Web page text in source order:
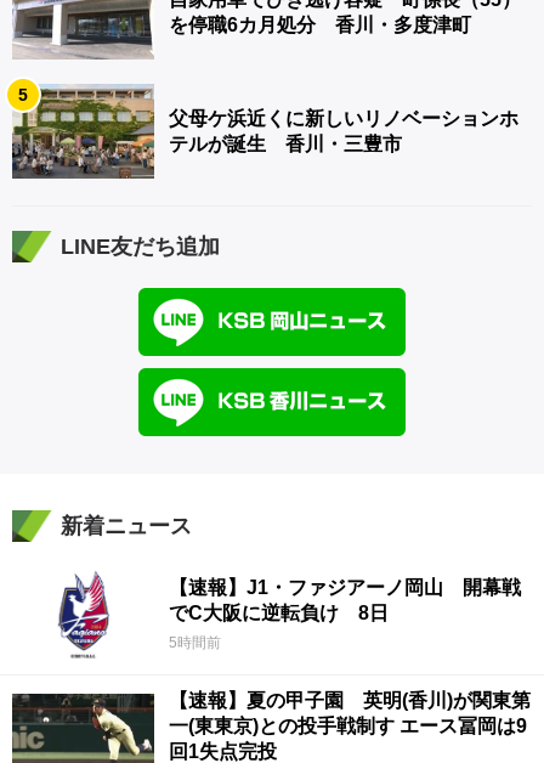
を停職6カ月処分 香川・多度津町
5
父母ケ浜近くに新しいリノベーションホ
テルが誕生 香川・三豊市
LINE友だち追加
新着ニュース
【速報】J1・ファジアーノ岡山 開幕戦
でC大阪に逆転負け 8日
5時間前
【速報】夏の甲子園 英明(香川)が関東第
一(東東京)との投手戦制す エース冨岡は9
回1失点完投